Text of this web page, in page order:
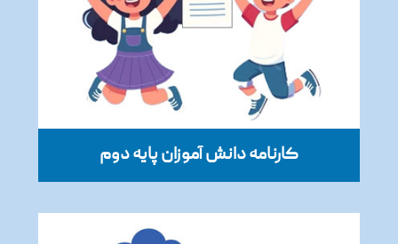
کارنامه دانش آموزان پایه دوم